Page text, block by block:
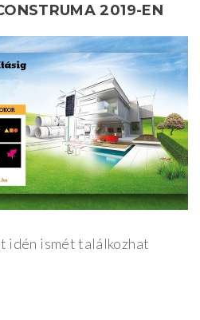
2019-EN
idén ismét találkozhat